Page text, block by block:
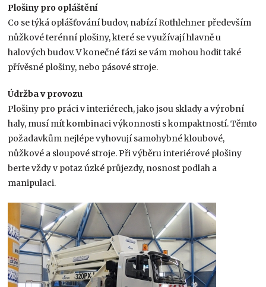
Plošiny pro opláštění
Co se týká oplášťování budov, nabízí Rothlehner především
nůžkové terénní plošiny, které se využívají hlavně u
halových budov. V konečné fázi se vám mohou hodit také
přívěsné plošiny, nebo pásové stroje.
Údržba v provozu
Plošiny pro práci v interiérech, jako jsou sklady a výrobní
haly, musí mít kombinaci výkonnosti s kompaktností. Těmto
požadavkům nejlépe vyhovují samohybné kloubové,
nůžkové a sloupové stroje. Při výběru interiérové plošiny
berte vždy v potaz úzké průjezdy, nosnost podlah a
manipulaci.